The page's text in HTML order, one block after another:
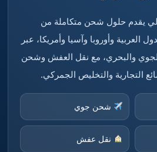
يقدم حلول شحن متكاملة من
العربية وأوروبا وآسيا وأمريكا، عبر
والبحري، مع نقل العفش وشحن
التجارية والتخليص الجمركي.
شحن جوي
نقل عفش